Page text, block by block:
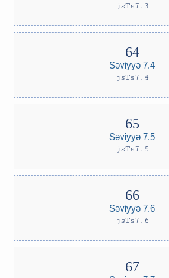
jsTs7.3
Səviyyə 7.4
jsTs7.4
Səviyyə 7.5
jsTs7.5
Səviyyə 7.6
jsTs7.6